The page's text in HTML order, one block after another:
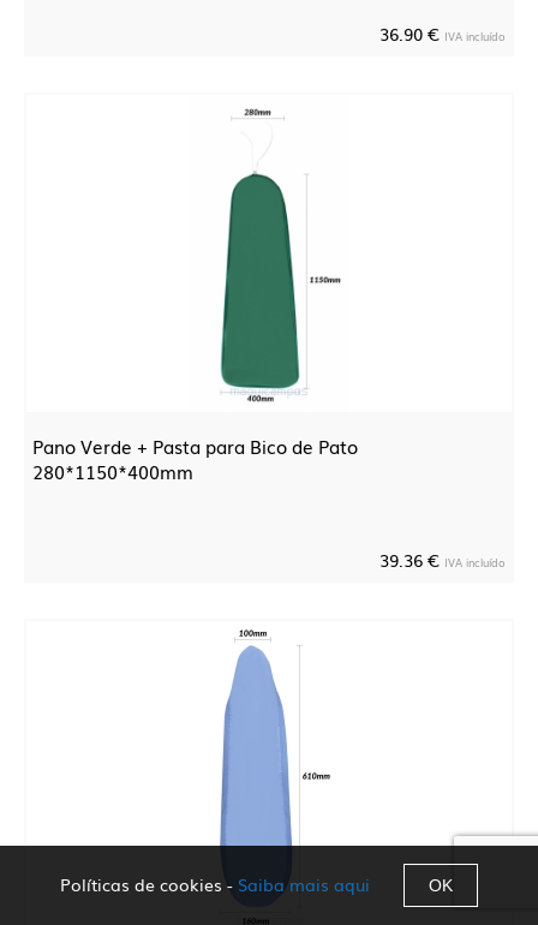
36.90 € IVA incluído
Pano Verde + Pasta para Bico de Pato
280*1150*400mm
39.36 € IVA incluído
Políticas de cookies - Saiba mais aqui OK